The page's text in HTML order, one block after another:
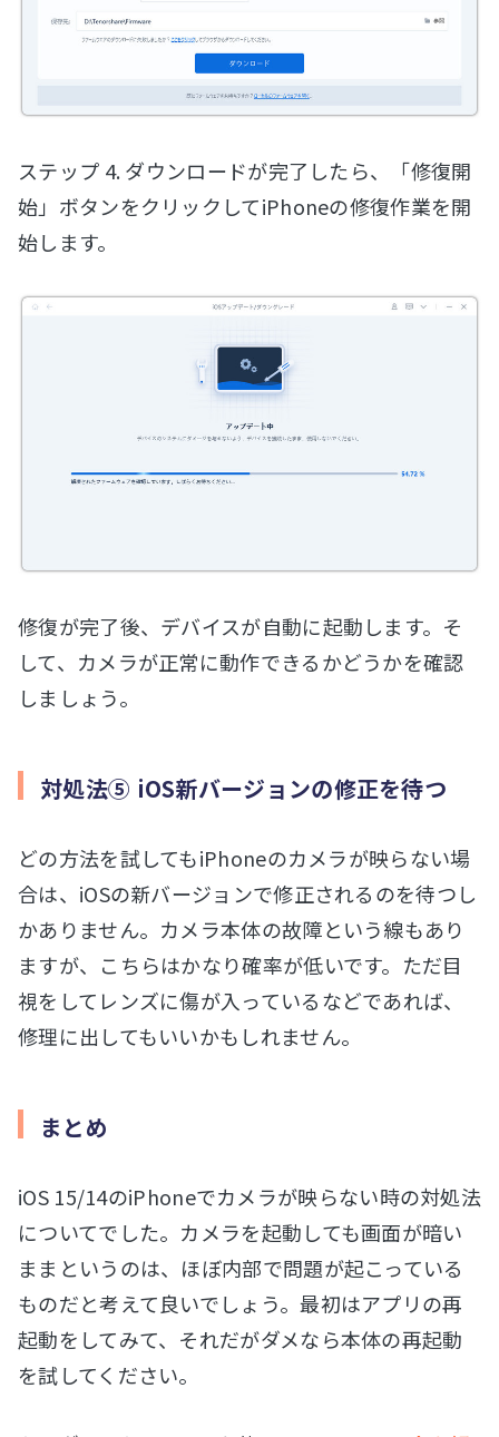
ステップ 4. ダウンロードが完了したら、「修復開
始」ボタンをクリックしてiPhoneの修復作業を開
始します。
修復が完了後、デバイスが自動に起動します。そ
して、カメラが正常に動作できるかどうかを確認
しましょう。
対処法⑤ iOS新バージョンの修正を待つ
どの方法を試してもiPhoneのカメラが映らない場
合は、iOSの新バージョンで修正されるのを待つし
かありません。カメラ本体の故障という線もあり
ますが、こちらはかなり確率が低いです。ただ目
視をしてレンズに傷が入っているなどであれば、
修理に出してもいいかもしれません。
まとめ
iOS 15/14のiPhoneでカメラが映らない時の対処法
についてでした。カメラを起動しても画面が暗い
ままというのは、ほぼ内部で問題が起こっている
ものだと考えて良いでしょう。最初はアプリの再
起動をしてみて、それだがダメなら本体の再起動
を試してください。